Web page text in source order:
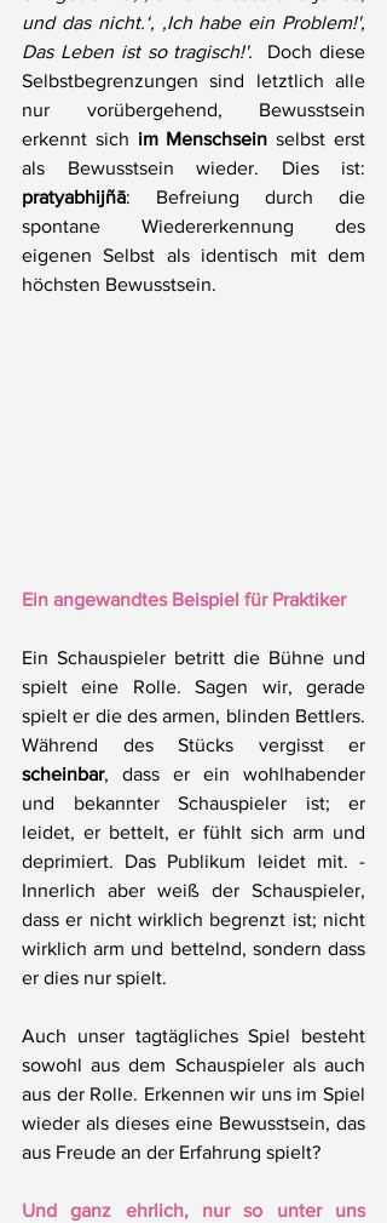
und das nicht.‘, ‚Ich habe ein Problem!',
Das Leben ist so tragisch!'.
Doch diese
Selbstbegrenzungen sind letztlich alle
nur vorübergehend, Bewusstsein
erkennt sich im Menschsein selbst erst
pratyabhijñā: Befreiung durch die
spontane Wiedererkennung des
eigenen Selbst als identisch mit dem
höchsten Bewusstsein.
Ein angewandtes Beispiel für Praktiker
Ein Schauspieler betritt die Bühne und
spielt eine Rolle. Sagen wir, gerade
spielt er die des armen, blinden Bettlers.
scheinbar, dass er ein wohlhabender
und bekannter Schauspieler ist; er
leidet, er bettelt, er fühlt sich arm und
deprimiert. Das Publikum leidet mit. -
Innerlich aber weiß der Schauspieler,
dass er nicht wirklich begrenzt ist; nicht
wirklich arm und bettelnd, sondern dass
er dies nur spielt.
Auch unser tagtägliches Spiel besteht
sowohl aus dem Schauspieler als auch
aus der Rolle. Erkennen wir uns im Spiel
wieder als dieses eine Bewusstsein, das
aus Freude an der Erfahrung spielt?
Und ganz ehrlich, nur so unter uns